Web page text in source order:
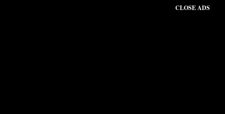
CLOSE ADS